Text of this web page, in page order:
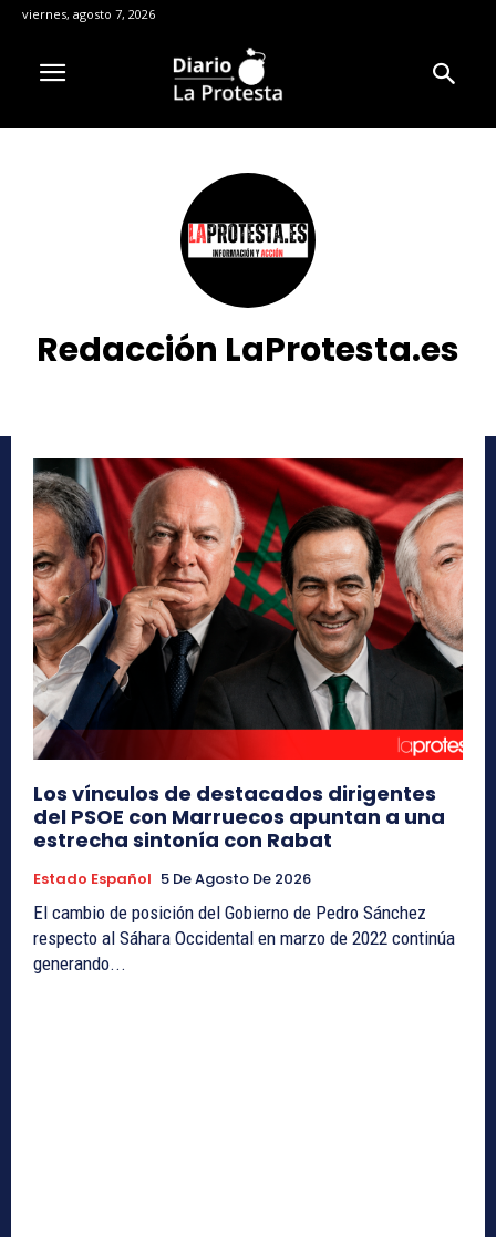
viernes, agosto 7, 2026
Redacción LaProtesta.es
Los vínculos de destacados dirigentes
del PSOE con Marruecos apuntan a una
estrecha sintonía con Rabat
Estado Español 5 De Agosto De 2026
El cambio de posición del Gobierno de Pedro Sánchez
respecto al Sáhara Occidental en marzo de 2022 continúa
generando...